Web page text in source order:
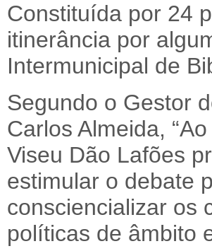
Constituída por 24
itinerância por
Intermunicipal de
Segundo o Gestor
Carlos Almeida,
Viseu Dão Lafões
estimular o debate
consciencializar os
políticas de âmbito